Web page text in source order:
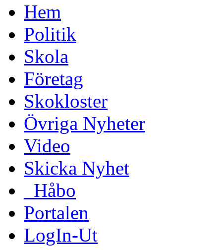
Hem
Politik
Skola
Företag
Skokloster
Övriga Nyheter
Video
Skicka Nyhet
_Håbo
Portalen
LogIn-Ut